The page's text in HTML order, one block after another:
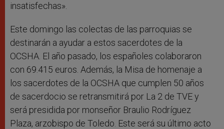
insatisfechas».
Este domingo las colectas de las parroquias se
destinarán a ayudar a estos sacerdotes de la
OCSHA. El año pasado, los españoles colaboraron
con 69.415 euros. Además, la Misa de homenaje a
los sacerdotes de la OCSHA que cumplen 50 años
de sacerdocio se retransmitirá por La 2 de TVE y
será presidida por monseñor Braulio Rodríguez
Plaza, arzobispo de Toledo. Este será su último acto